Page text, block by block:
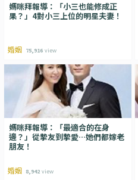
媽咪拜報導：「小三也能修成正
果？」4對小三上位的明星夫妻！
婚姻 75,916 view
媽咪拜報導：「最適合的在身
邊？」從摯友到摯愛…她們都嫁老
朋友！
婚姻 8,942 view